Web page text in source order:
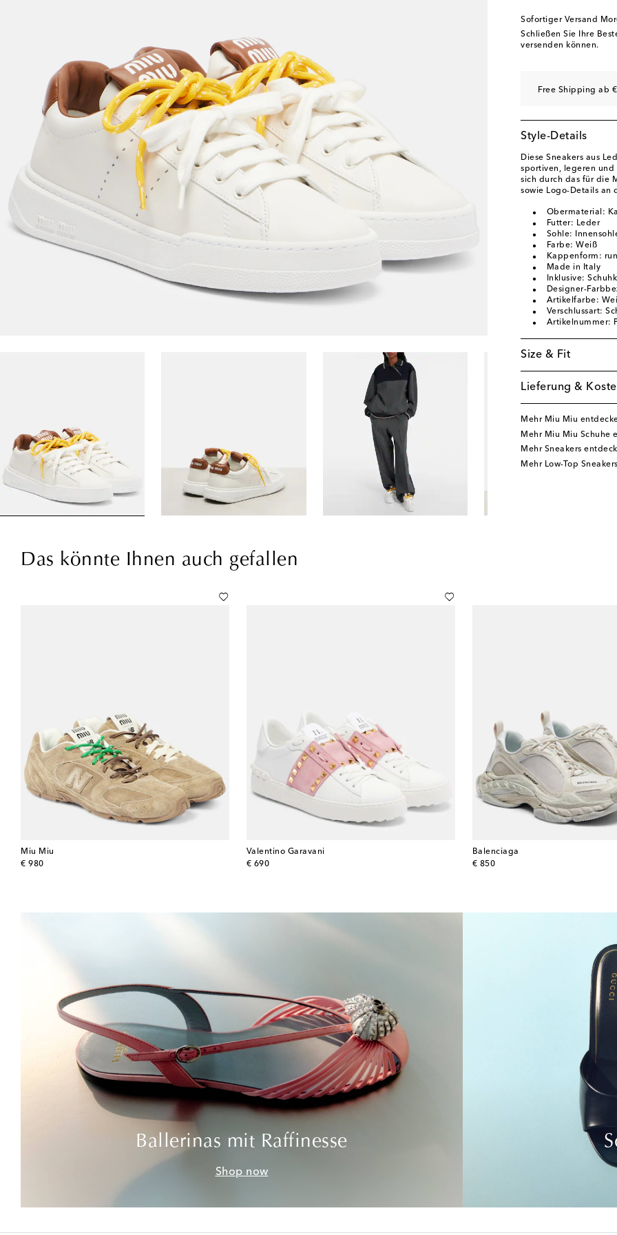
EU 41 Geringe
Sofortiger Versand
Schließen Sie Ihre
versenden können.
Free Shipping ab
Style-Details
Diese Sneakers aus
sportiven, legeren und
sich durch das für die
sowie Logo-Details an
Obermaterial:
Futter: Leder
Sohle:
Farbe: Weiß
Kappenform:
Made in Italy
Inklusive:
Designer-
Artikelfarbe:
Verschlussart:
Artikelnummer:
Size & Fit
Lieferung &
Mehr Miu Miu
Mehr Miu Miu Schuhe
Mehr Sneakers
Mehr Low-Top
Das könnte Ihnen auch gefallen
Miu Miu
€ 980
original price
Valentino Garavani
€ 690
original price
Balenciaga
€ 850
original price
Ballerinas mit Raffinesse
Shop now